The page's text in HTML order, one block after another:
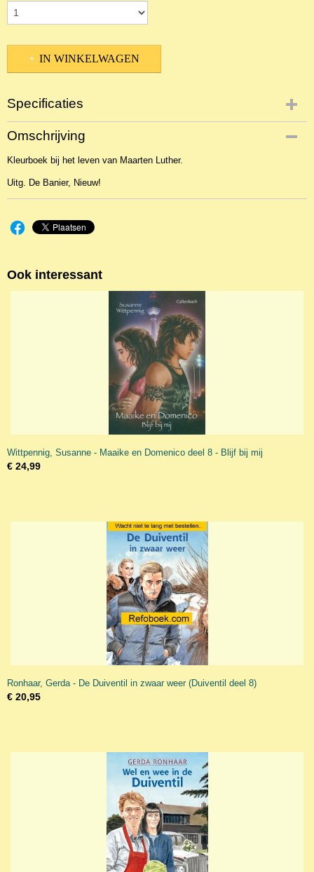
IN WINKELWAGEN
Specificaties
Productcode
NBKJ-14596
EAN code
Omschrijving
Kleurboek bij het leven van Maarten Luther.
Uitg. De Banier, Nieuw!
Ook interessant
Wittpennig, Susanne - Maaike en Domenico deel 8 - Blijf bij mij
€ 24,99
Ronhaar, Gerda - De Duiventil in zwaar weer (Duiventil deel 8)
€ 20,95